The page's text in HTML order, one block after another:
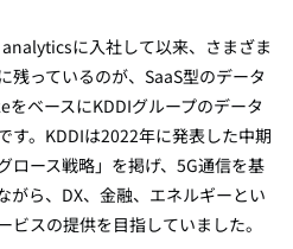
に入社して以来、さまざま
残っているのが、SaaS型のデータ
ベースにKDDIグループのデータ
す。KDDIは2022年に発表した中期
ロース戦略」を掲げ、5G通信を基
がら、DX、金融、エネルギーとい
スの提供を目指していました。